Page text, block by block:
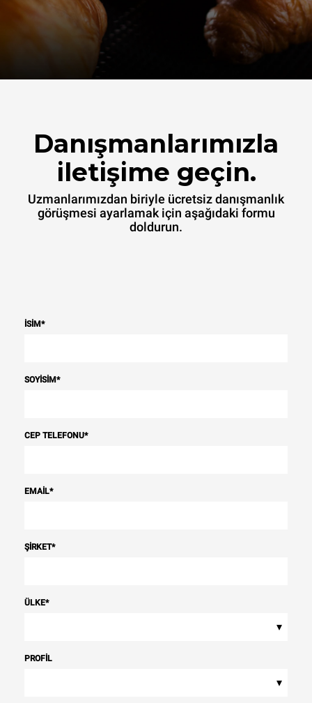
Danışmanlarımızla
iletişime geçin.
Uzmanlarımızdan biriyle ücretsiz danışmanlık
görüşmesi ayarlamak için aşağıdaki formu
doldurun.
İSIM*
SOYISIM*
CEP TELEFONU*
EMAIL*
ŞIRKET*
ÜLKE*
▾
PROFIL
▾